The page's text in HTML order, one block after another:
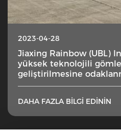
2023-04-28
Jiaxing Rainbow (UBL)
yüksek teknolojili
geliştirilmesine
DAHA FAZLA BILGI EDININ